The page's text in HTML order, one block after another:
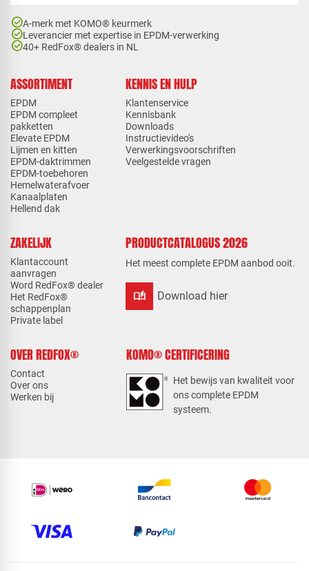
ASSORTIMENT
EPDM
EPDM compleet
pakketten
Elevate EPDM
Lijmen en kitten
EPDM-daktrimmen
EPDM-toebehoren
Hemelwaterafvoer
Kanaalplaten
Hellend dak
KENNIS EN HULP
Klantenservice
Kennisbank
Downloads
Instructievideo's
Verwerkingsvoorschriften
Veelgestelde vragen
ZAKELIJK
Klantaccount
aanvragen
Word RedFox® dealer
Het RedFox®
schappenplan
Private label
PRODUCTCATALOGUS 2026
Het meest complete EPDM aanbod ooit.
auto_stories Download hier
OVER REDFOX®
Contact
Over ons
Werken bij
KOMO® CERTIFICERING
Het bewijs van kwaliteit voor
ons complete EPDM
systeem.
check_circleA-merk met KOMO® keurmerk
check_circleLeverancier met expertise in EPDM-verwerking
check_circle40+ RedFox® dealers in NL